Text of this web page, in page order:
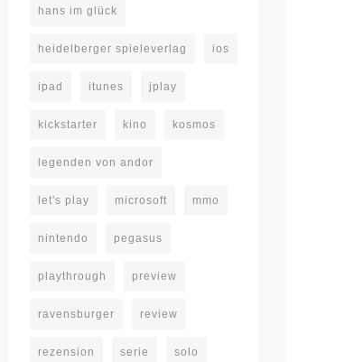
hans im glück
heidelberger spieleverlag ios
ipad itunes jplay
kickstarter kino kosmos
legenden von andor
let's play microsoft mmo
nintendo pegasus
playthrough preview
ravensburger review
rezension serie solo